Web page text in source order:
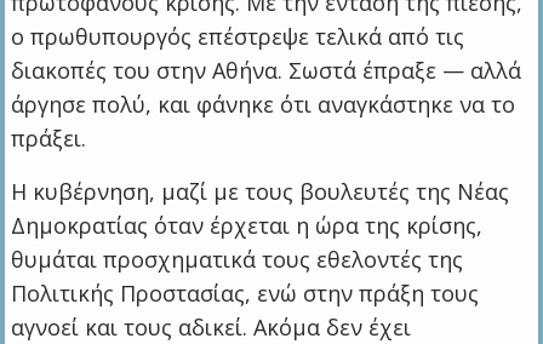
ο πρωθυπουργός επέστρεψε τελικά από τις
διακοπές του στην Αθήνα. Σωστά έπραξε — αλλά
άργησε πολύ, και φάνηκε ότι αναγκάστηκε να το
πράξει.
Η κυβέρνηση, μαζί με τους βουλευτές της Νέας
Δημοκρατίας όταν έρχεται η ώρα της κρίσης,
θυμάται προσχηματικά τους εθελοντές της
Πολιτικής Προστασίας, ενώ στην πράξη τους
αγνοεί και τους αδικεί. Ακόμα δεν έχει